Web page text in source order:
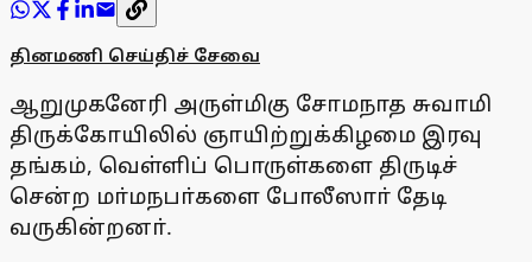
தினமணி செய்திச் சேவை
ஆறுமுகனேரி அருள்மிகு சோமநாத சுவாமி
திருக்கோயிலில் ஞாயிற்றுக்கிழமை இரவு
தங்கம், வெள்ளிப் பொருள்களை திருடிச்
சென்ற மா்மநபா்களை போலீஸாா் தேடி
வருகின்றனா்.